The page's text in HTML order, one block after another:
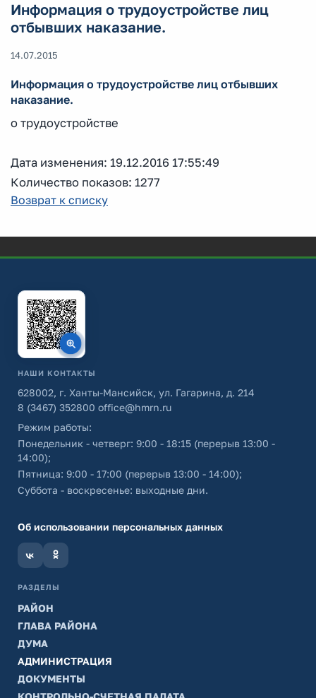
Информация о трудоустройстве лиц
отбывших наказание.
14.07.2015
Информация о трудоустройстве лиц отбывших
наказание.
о трудоустройстве
Дата изменения: 19.12.2016 17:55:49
Количество показов: 1277
Возврат к списку
НАШИ КОНТАКТЫ
628002, г. Ханты-Мансийск, ул. Гагарина, д. 214
8 (3467) 352800 office@hmrn.ru
Режим работы:
Понедельник - четверг: 9:00 - 18:15 (перерыв 13:00 -
14:00);
Пятница: 9:00 - 17:00 (перерыв 13:00 - 14:00);
Суббота - воскресенье: выходные дни.
Об использовании персональных данных
РАЗДЕЛЫ
РАЙОН
ГЛАВА РАЙОНА
ДУМА
АДМИНИСТРАЦИЯ
ДОКУМЕНТЫ